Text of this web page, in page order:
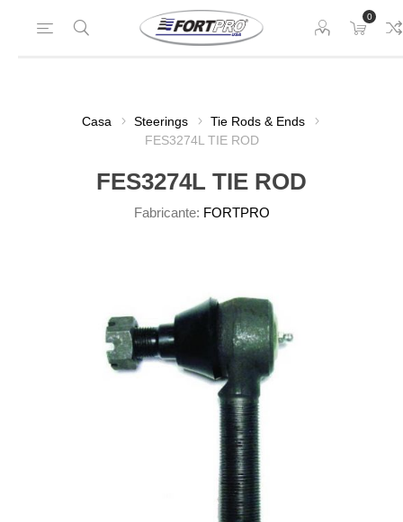
0
Casa Steerings
Tie Rods & Ends
FES3274L TIE ROD
FES3274L TIE ROD
Fabricante: FORTPRO